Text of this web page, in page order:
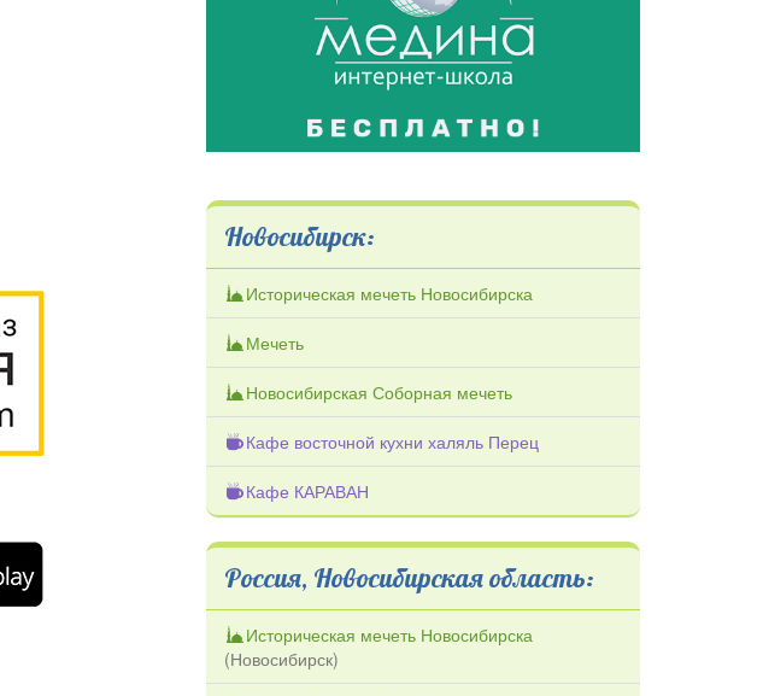
Новосибирск:
Историческая мечеть Новосибирска
Мечеть
Новосибирская Соборная мечеть
Кафе восточной кухни халяль Перец
Кафе КАРАВАН
Россия, Новосибирская область:
Историческая мечеть Новосибирска
(Новосибирск)